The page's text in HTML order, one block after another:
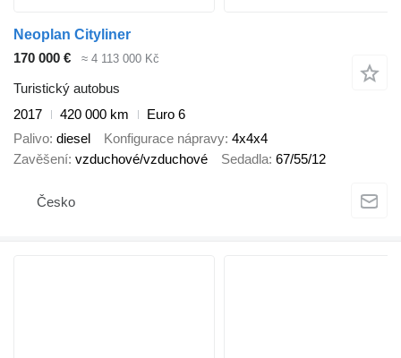
Neoplan Cityliner
170 000 €
≈ 4 113 000 Kč
Turistický autobus
2017
420 000 km
Euro 6
Palivo diesel Konfigurace nápravy 4x4x4
Zavěšení vzduchové/vzduchové Sedadla 67/55/12
Česko